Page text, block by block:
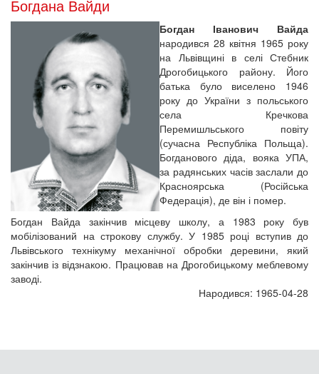
Богдана Вайди
Богдан Іванович Вайда
народився 28 квітня 1965 року
на Львівщині в селі Стебник
Дрогобицького району. Його
батька було виселено 1946
року до України з польського
села Кречкова
Перемишльського повіту
(сучасна Республіка Польща).
Богданового діда, вояка УПА,
за радянських часів заслали до
Красноярська (Російська
Федерація), де він і помер.
Богдан Вайда закінчив місцеву школу, а 1983 року був
мобілізований на строкову службу. У 1985 році вступив до
Львівського технікуму механічної обробки деревини, який
закінчив із відзнакою. Працював на Дрогобицькому меблевому
заводі.
Народився: 1965-04-28